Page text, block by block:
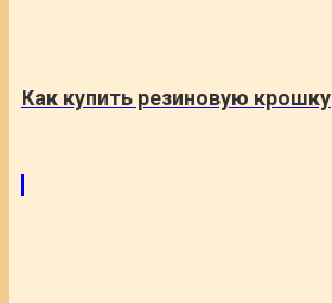
Как купить резиновую крошку